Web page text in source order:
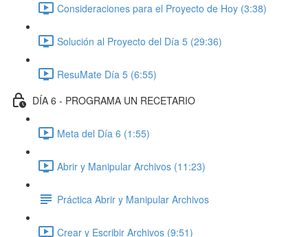
Consideraciones para el Proyecto de Hoy (3:38)
Solución al Proyecto del Día 5 (29:36)
ResuMate Día 5 (6:55)
DÍA 6 - PROGRAMA UN RECETARIO
Meta del Día 6 (1:55)
Abrir y Manipular Archivos (11:23)
Práctica Abrir y Manipular Archivos
Crear y Escribir Archivos (9:51)